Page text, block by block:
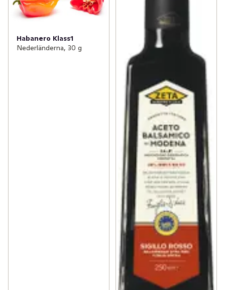
Habanero Klass1
Nederländerna, 30 g